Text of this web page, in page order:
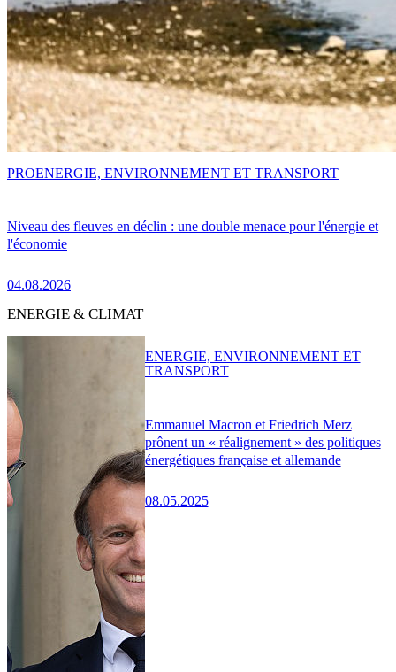
Niveau des fleuves en déclin : une double menace pour l'énergie et
l'économie
04.08.2026
PROENERGIE, ENVIRONNEMENT ET TRANSPORT
ENERGIE & CLIMAT
Emmanuel Macron et Friedrich Merz
prônent un « réalignement » des politiques
énergétiques française et allemande
08.05.2025
ENERGIE, ENVIRONNEMENT ET
TRANSPORT